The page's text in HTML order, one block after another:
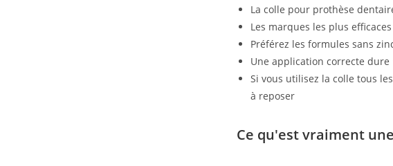
La colle pour prothèse
Les marques les plus
Préférez les formules sans
Une application correcte dure
Si vous utilisez la colle tous
à reposer
Ce qu'est vraiment